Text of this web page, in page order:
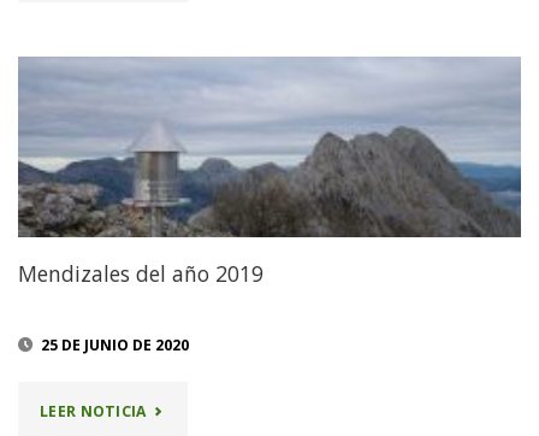
PREMIOS"
Mendizales del año 2019
25 DE JUNIO DE 2020
LEER NOTICIA"MENDIZALES